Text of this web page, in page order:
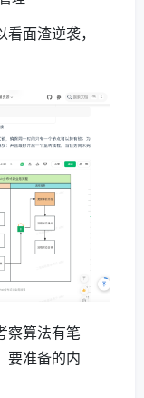
面渣逆袭，
察算法有笔
要准备的内